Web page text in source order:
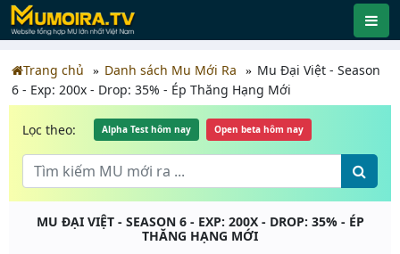
Trang chủ Danh sách Mu Mới Ra
Mu Đại Việt - Season
6 - Exp: 200x - Drop: 35% - Ép Thăng Hạng Mới
Lọc theo: Alpha Test hôm nay Open beta hôm nay
MU ĐẠI VIỆT - SEASON 6 - EXP: 200X - DROP: 35% - ÉP
THĂNG HẠNG MỚI